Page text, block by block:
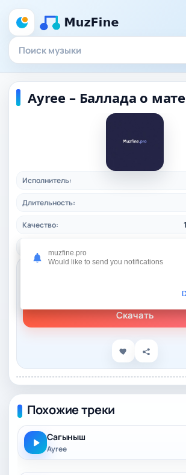
Ayree – Баллада о
Исполнитель:
Длительность:
Качество:
Скачать
Похожие треки
Сагыныш
Ayree
muzfine.pro
Would like to send you notifications